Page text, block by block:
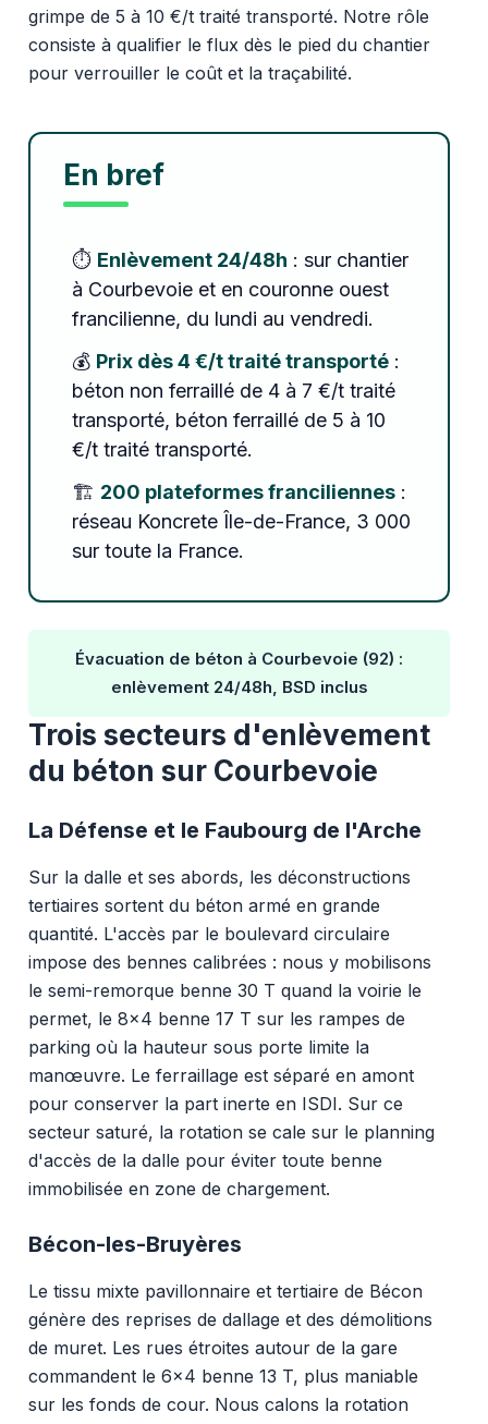
grimpe de 5 à 10 €/t traité transporté. Notre rôle
consiste à qualifier le flux dès le pied du chantier
pour verrouiller le coût et la traçabilité.
En bref
⏱️ Enlèvement 24/48h : sur chantier
à Courbevoie et en couronne ouest
francilienne, du lundi au vendredi.
💰 Prix dès 4 €/t traité transporté:
béton non ferraillé de 4 à 7 €/t traité
transporté, béton ferraillé de 5 à 10
€/t traité transporté.
🏗️ 200 plateformes franciliennes:
réseau Koncrete Île-de-France, 3 000
sur toute la France.
Évacuation de béton à Courbevoie (92) :
enlèvement 24/48h, BSD inclus
Trois secteurs d'enlèvement
du béton sur Courbevoie
La Défense et le Faubourg de l'Arche
Sur la dalle et ses abords, les déconstructions
tertiaires sortent du béton armé en grande
quantité. L'accès par le boulevard circulaire
impose des bennes calibrées : nous y mobilisons
le semi-remorque benne 30 T quand la voirie le
permet, le 8x4 benne 17 T sur les rampes de
parking où la hauteur sous porte limite la
manœuvre. Le ferraillage est séparé en amont
pour conserver la part inerte en ISDI. Sur ce
secteur saturé, la rotation se cale sur le planning
d'accès de la dalle pour éviter toute benne
immobilisée en zone de chargement.
Bécon-les-Bruyères
Le tissu mixte pavillonnaire et tertiaire de Bécon
génère des reprises de dallage et des démolitions
de muret. Les rues étroites autour de la gare
commandent le 6x4 benne 13 T, plus maniable
sur les fonds de cour. Nous calons la rotation